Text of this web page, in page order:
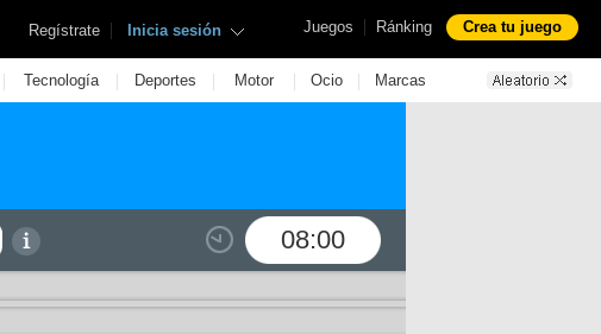
Juegos | Ránking Crea tu juego
Regístrate | Inicia sesión
| Tecnología | Deportes | Motor | Ocio | Marcas
08:00